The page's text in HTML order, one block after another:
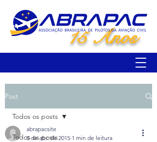
15 Anos
Post
Todos os posts
Todos os posts
abrapacsite
5 de abr. de 2015 1 min de leitura